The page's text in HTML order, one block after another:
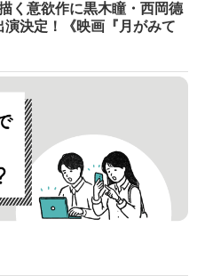
く意欲作に黒木瞳・西岡德
演決定！《映画『月がみて